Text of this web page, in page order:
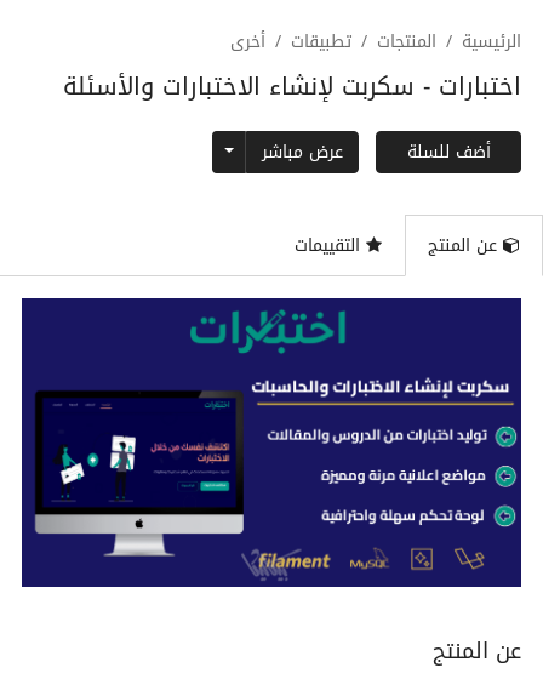
الرئيسية المنتجات تطبيقات أخرى
اختبارات - سكربت لإنشاء الاختبارات والأسئلة
أضف للسلة عرض مباشر Toggle Dropdown
عن المنتج التقييمات
عن المنتج